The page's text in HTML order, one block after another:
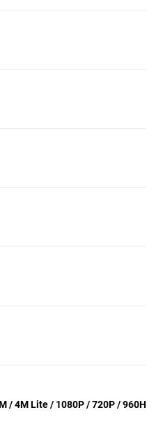
/ 4M Lite / 1080P / 720P / 960H